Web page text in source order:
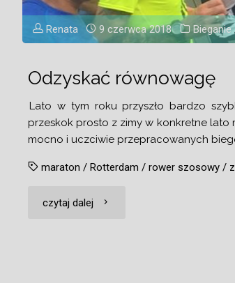
Renata 9 czerwca 2018 Bieganie
Odzyskać równowagę
Lato w tym roku przyszło bardzo
przeskok prosto z zimy w konkretne lato
mocno i uczciwie przepracowanych
maraton /Rotterdam /rower szosowy /
czytaj dalej "Odzyskać